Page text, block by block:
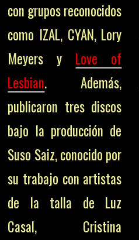
con grupos reconocidos
como IZAL, CYAN, Lory
Meyers y Love of
Lesbian. Además,
publicaron tres discos
bajo la producción de
Suso Saiz, conocido por
su trabajo con artistas
de la talla de Luz
Casal, Cristina